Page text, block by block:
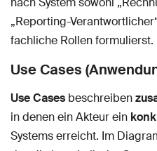
„Reporting-
fachliche Rollen formulierst.
Use Cases
Use Cases beschreiben
in denen ein Akteur ein
Systems erreicht. Im